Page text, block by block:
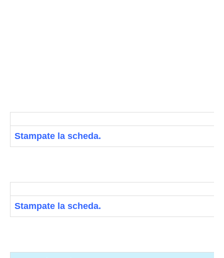
Stampate la scheda.
Stampate la scheda.